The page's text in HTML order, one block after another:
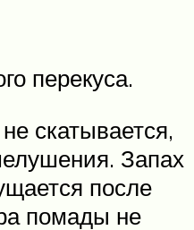
перекуса.
скатывается,
Запах
после
помады не